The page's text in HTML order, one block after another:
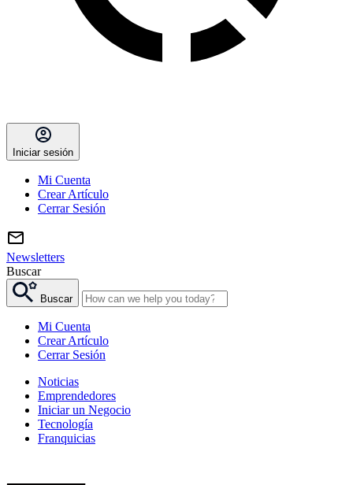
Iniciar sesión
Mi Cuenta
Crear Artículo
Cerrar Sesión
Newsletters
Buscar
Buscar
Mi Cuenta
Crear Artículo
Cerrar Sesión
Noticias
Emprendedores
Iniciar un Negocio
Tecnología
Franquicias